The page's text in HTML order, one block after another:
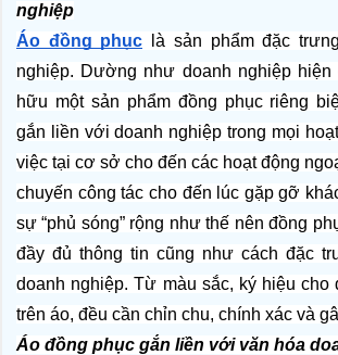
nghiệp
Áo đồng phục là sản phẩm đặc
nghiệp. Dường như doanh nghiệp
hữu một sản phẩm đồng phục riêng
gắn liền với doanh nghiệp trong mọi
việc tại cơ sở cho đến các hoạt động
chuyến công tác cho đến lúc gặp gỡ
sự “phủ sóng” rộng như thế nên đồng
đầy đủ thông tin cũng như cách đặc
doanh nghiệp. Từ màu sắc, ký hiệu cho
trên áo, đều cần chỉn chu, chính xác và
Áo đồng phục gắn liền với văn hóa